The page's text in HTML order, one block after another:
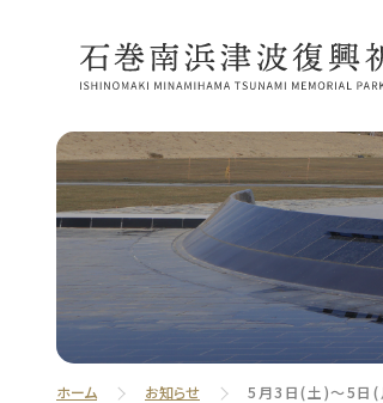
ホーム お知らせ 5月3日(土)～5日(